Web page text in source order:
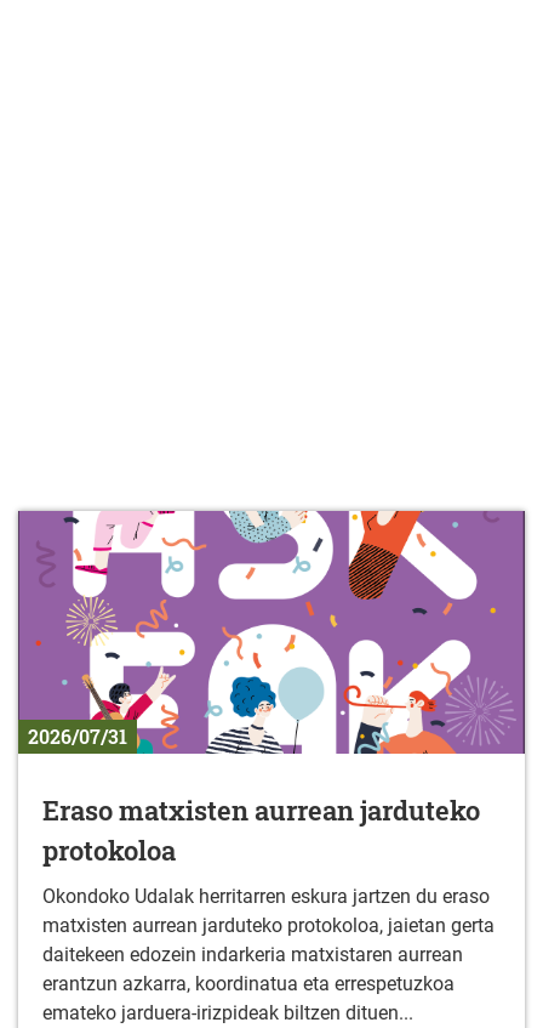
2026/07/31
Eraso matxisten aurrean jarduteko
protokoloa
Okondoko Udalak herritarren eskura jartzen du eraso
matxisten aurrean jarduteko protokoloa, jaietan gerta
daitekeen edozein indarkeria matxistaren aurrean
erantzun azkarra, koordinatua eta errespetuzkoa
emateko jarduera-irizpideak biltzen dituen...